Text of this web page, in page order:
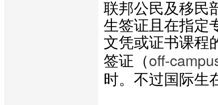
联邦公民及移民
生签证且在指定
文凭或证书课程
签证（off-
时。不过国际生